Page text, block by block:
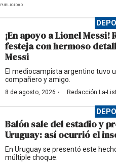
PUBLICIDAD
¡En apoyo a Lionel
festeja con hermoso
Messi
El mediocampista argentino tuvo
compañero y amigo.
8 de agosto, 2026 · Redacción La-
Balón sale del estadio y
Uruguay: así ocurrió el
En Uruguay se presentó este
múltiple choque.